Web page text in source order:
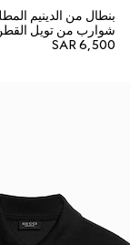
بنطال من الدينيم
شوارب من تويل
SAR 6,500